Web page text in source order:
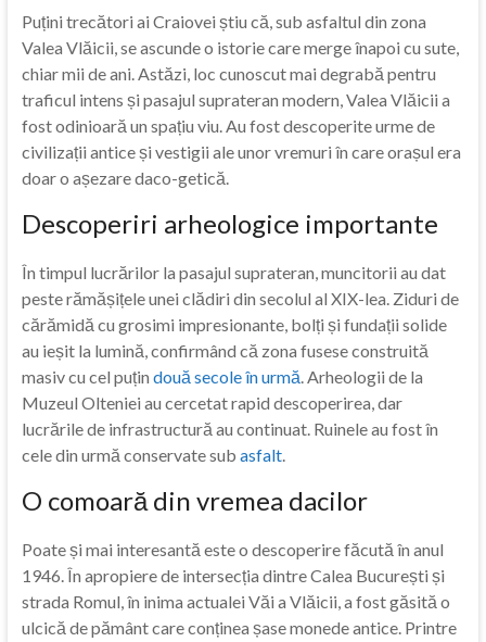
Puțini trecători ai Craiovei știu că, sub asfaltul din zona
Valea Vlăicii, se ascunde o istorie care merge înapoi cu sute,
chiar mii de ani. Astăzi, loc cunoscut mai degrabă pentru
traficul intens și pasajul suprateran modern, Valea Vlăicii a
fost odinioară un spațiu viu. Au fost descoperite urme de
civilizații antice și vestigii ale unor vremuri în care orașul era
doar o așezare daco-getică.
Descoperiri arheologice importante
În timpul lucrărilor la pasajul suprateran, muncitorii au dat
peste rămășițele unei clădiri din secolul al XIX-lea. Ziduri de
cărămidă cu grosimi impresionante, bolți și fundații solide
au ieșit la lumină, confirmând că zona fusese construită
masiv cu cel puțin două secole în urmă. Arheologii de la
Muzeul Olteniei au cercetat rapid descoperirea, dar
lucrările de infrastructură au continuat. Ruinele au fost în
cele din urmă conservate sub asfalt.
O comoară din vremea dacilor
Poate și mai interesantă este o descoperire făcută în anul
1946. În apropiere de intersecția dintre Calea București și
strada Romul, în inima actualei Văi a Vlăicii, a fost găsită o
ulcică de pământ care conținea șase monede antice. Printre